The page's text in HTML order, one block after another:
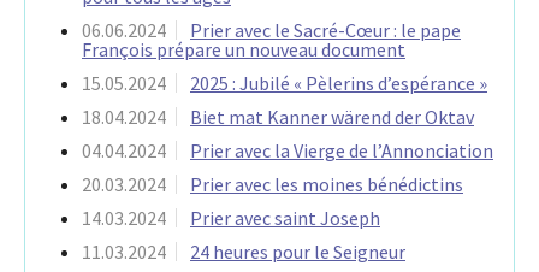
06.06.2024
Prier avec le Sacré-Cœur : le pape
François prépare un nouveau document
15.05.2024
2025 : Jubilé « Pèlerins d’espérance »
18.04.2024
Biet mat Kanner wärend der Oktav
04.04.2024
Prier avec la Vierge de l’Annonciation
20.03.2024
Prier avec les moines bénédictins
14.03.2024
Prier avec saint Joseph
11.03.2024
24 heures pour le Seigneur